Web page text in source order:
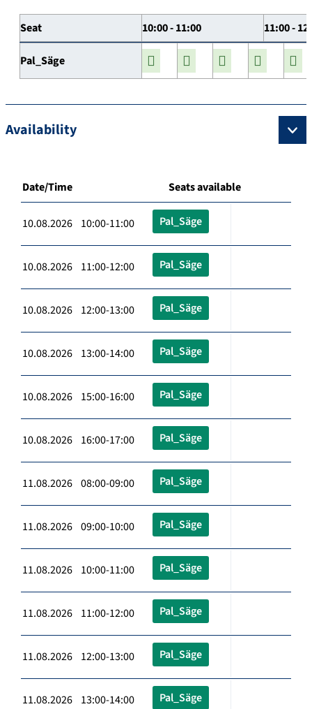
Seat 10:00 - 11:00 11:00 -
Pal_Säge
Availability
Date/Time Seats available
10.08.2026 10:00-11:00 Pal_Säge
10.08.2026 11:00-12:00 Pal_Säge
10.08.2026 12:00-13:00 Pal_Säge
10.08.2026 13:00-14:00 Pal_Säge
10.08.2026 15:00-16:00 Pal_Säge
10.08.2026 16:00-17:00 Pal_Säge
11.08.2026 08:00-09:00 Pal_Säge
11.08.2026 09:00-10:00 Pal_Säge
11.08.2026 10:00-11:00 Pal_Säge
11.08.2026 11:00-12:00 Pal_Säge
11.08.2026 12:00-13:00 Pal_Säge
11.08.2026 13:00-14:00 Pal_Säge